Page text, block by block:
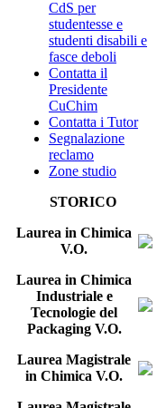
CdS per
studentesse e
studenti disabili e
fasce deboli
Contatta il
Presidente
CuChim
Contatta i Tutor
Segnalazione
reclamo
Zone studio
STORICO
Laurea in Chimica
V.O.
Laurea in Chimica
Industriale e
Tecnologie del
Packaging V.O.
Laurea Magistrale
in Chimica V.O.